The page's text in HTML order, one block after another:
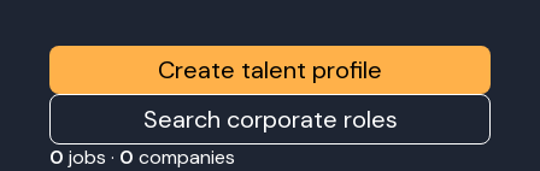
Create talent profile
Search corporate roles
0 jobs · 0 companies